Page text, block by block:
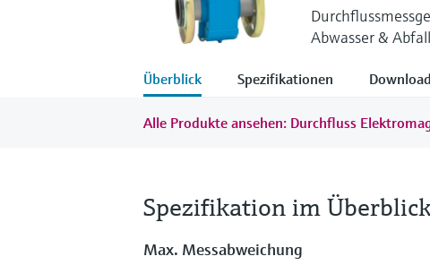
Abwasser &
Überblick Spezifikationen
Alle Produkte ansehen: Durchfluss
Spezifikation im
Max. Messabweichung